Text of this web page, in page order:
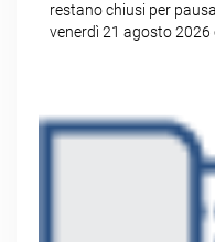
restano chiusi per
venerdì 21 agosto 2026